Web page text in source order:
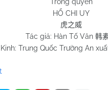
HỔ CHI UY
虎之威
Tác giả: Hàn Tố Văn 韩
Trung Quốc Trường An